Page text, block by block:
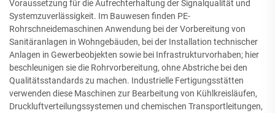
Voraussetzung für die Aufrechterhaltung der Signalqualität und
Systemzuverlässigkeit. Im Bauwesen finden PE-
Rohrschneidemaschinen Anwendung bei der Vorbereitung von
Sanitäranlagen in Wohngebäuden, bei der Installation technischer
Anlagen in Gewerbeobjekten sowie bei Infrastrukturvorhaben; hier
beschleunigen sie die Rohrvorbereitung, ohne Abstriche bei den
Qualitätsstandards zu machen. Industrielle Fertigungsstätten
verwenden diese Maschinen zur Bearbeitung von Kühlkreisläufen,
Druckluftverteilungssystemen und chemischen Transportleitungen,